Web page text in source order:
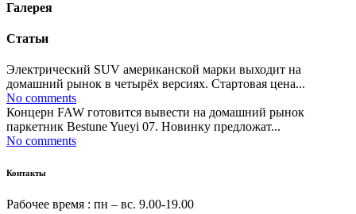
Галерея
Статьи
Электрический SUV американской марки выходит на
домашний рынок в четырёх версиях. Стартовая цена...
No comments
Концерн FAW готовится вывести на домашний рынок
паркетник Bestune Yueyi 07. Новинку предложат...
No comments
Контакты
Рабочее время : пн – вс. 9.00-19.00